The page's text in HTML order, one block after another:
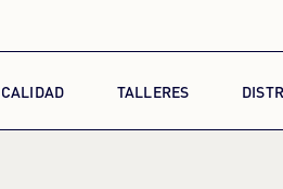
CALIDAD TALLERES